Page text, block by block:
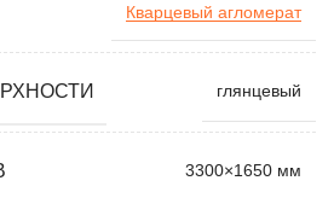
Кварцевый агломерат
глянцевый
3300×1650 мм